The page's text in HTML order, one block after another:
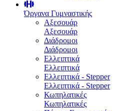
Όργανα Γυμναστικής
Αξεσουάρ
Αξεσουάρ
Διάδρομοι
Διάδρομοι
Ελλειπτικά
Ελλειπτικά
Ελλειπτικά - Stepper
Ελλειπτικά - Stepper
Κωπηλατικές
Κωπηλατικές